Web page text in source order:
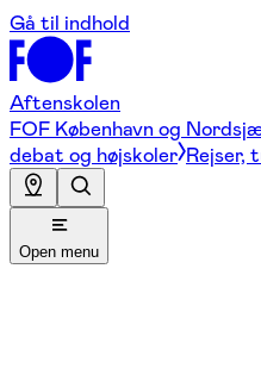
Gå til indhold
Aftenskolen
FOF København og
debat og højskoler Rejser,
Open menu